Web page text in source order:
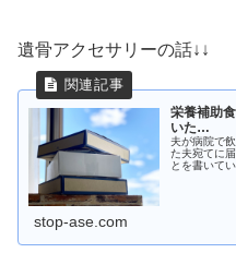
遺骨アクセサリーの話↓↓
栄養補助
いた…
夫が病院で
た夫宛てに
とを書いてい
stop-ase.com